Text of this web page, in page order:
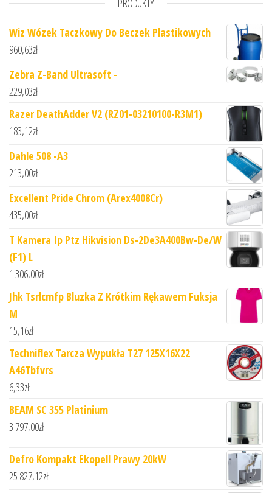
PRODUKTY
Wiz Wózek Taczkowy Do Beczek Plastikowych
960,63zł
Zebra Z-Band Ultrasoft -
229,03zł
Razer DeathAdder V2 (RZ01-03210100-R3M1)
183,12zł
Dahle 508 -A3
213,00zł
Excellent Pride Chrom (Arex4008Cr)
435,00zł
T Kamera Ip Ptz Hikvision Ds-2De3A400Bw-De/W
(F1) L
1 306,00zł
Jhk Tsrlcmfp Bluzka Z Krótkim Rękawem Fuksja
M
15,16zł
Techniflex Tarcza Wypukła T27 125X16X22
A46Tbfvrs
6,33zł
BEAM SC 355 Platinium
3 797,00zł
Defro Kompakt Ekopell Prawy 20kW
25 827,12zł